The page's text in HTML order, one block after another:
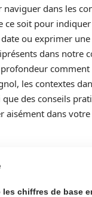
dans les
ce soit pour
ou exprimer
dans notre
les contextes
que des conseils
aisément dans
les chiffres de base